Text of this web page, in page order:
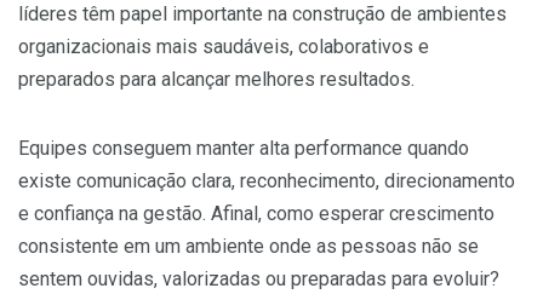
líderes têm papel importante na construção de ambientes
organizacionais mais saudáveis, colaborativos e
preparados para alcançar melhores resultados.
Equipes conseguem manter alta performance quando
existe comunicação clara, reconhecimento, direcionamento
e confiança na gestão. Afinal, como esperar crescimento
consistente em um ambiente onde as pessoas não se
sentem ouvidas, valorizadas ou preparadas para evoluir?